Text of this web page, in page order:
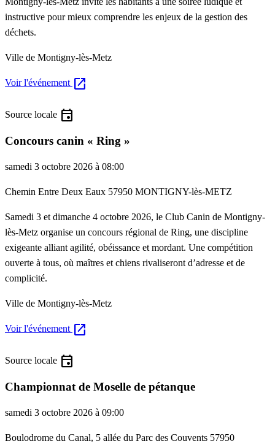
instructive pour mieux comprendre les enjeux de la gestion des
déchets.
Ville de Montigny-lès-Metz
Voir l'événement open_in_new
Source locale event
Concours canin « Ring »
samedi 3 octobre 2026 à 08:00
Chemin Entre Deux Eaux 57950 MONTIGNY-lès-METZ
Samedi 3 et dimanche 4 octobre 2026, le Club Canin de Montigny-
lès-Metz organise un concours régional de Ring, une discipline
exigeante alliant agilité, obéissance et mordant. Une compétition
ouverte à tous, où maîtres et chiens rivaliseront d’adresse et de
complicité.
Ville de Montigny-lès-Metz
Voir l'événement open_in_new
Source locale event
Championnat de Moselle de pétanque
samedi 3 octobre 2026 à 09:00
Boulodrome du Canal, 5 allée du Parc des Couvents 57950